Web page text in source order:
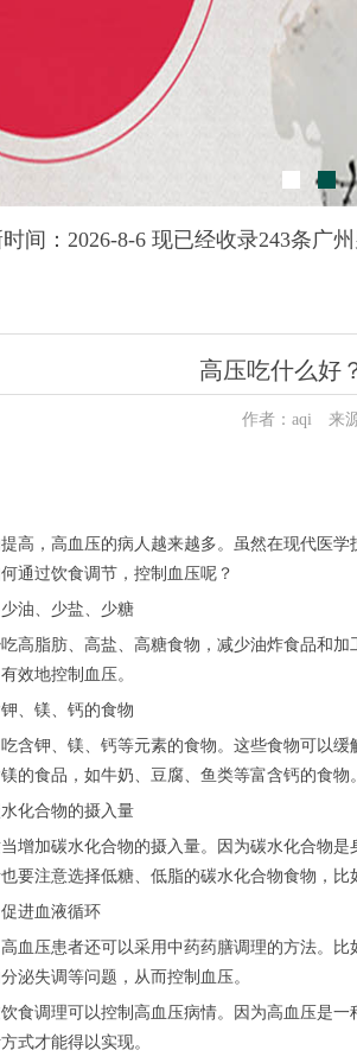
间：2026-8-6 现已经收录243条广
高压吃什么好
作者：aqi 来
高，高血压的病人越来越多。虽然在现代医
通过饮食调节，控制血压呢？
油、少盐、少糖
高脂肪、高盐、高糖食物，减少油炸食品和
效地控制血压。
、镁、钙的食物
含钾、镁、钙等元素的食物。这些食物可以
的食品，如牛奶、豆腐、鱼类等富含钙的食物。
化合物的摄入量
增加碳水化合物的摄入量。因为碳水化合物
要注意选择低糖、低脂的碳水化合物食物，比
进血液循环
血压患者还可以采用中药药膳调理的方法。
泌失调等问题，从而控制血压。
食调理可以控制高血压病情。因为高血压是
式才能得以实现。